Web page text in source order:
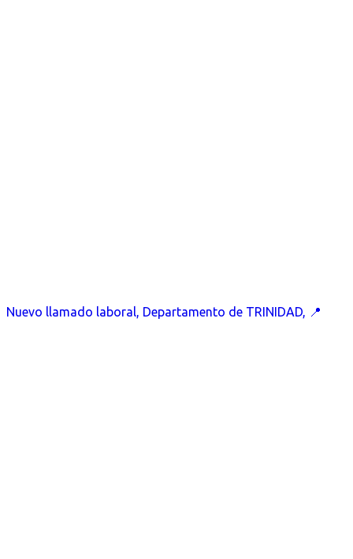
Nuevo llamado laboral, Departamento de TRINIDAD, 📍